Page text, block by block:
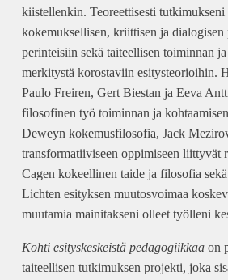
kiistellenkin. Teoreettisesti
kokemuksellisen, kriittisen ja dialogisen
perinteisiin sekä taiteellisen toiminnan ja
merkitystä korostaviin esitysteorioihin.
Paulo Freiren, Gert Biestan ja Eeva
filosofinen työ toiminnan ja
Deweyn kokemusfilosofia, Jack
transformatiiviseen oppimiseen liittyvät
Cagen kokeellinen taide ja filosofia
Lichten esityksen muutosvoimaa
muutamia mainitakseni olleet työlleni
Kohti esityskeskeistä pedagogiikkaa on
taiteellisen tutkimuksen projekti, joka